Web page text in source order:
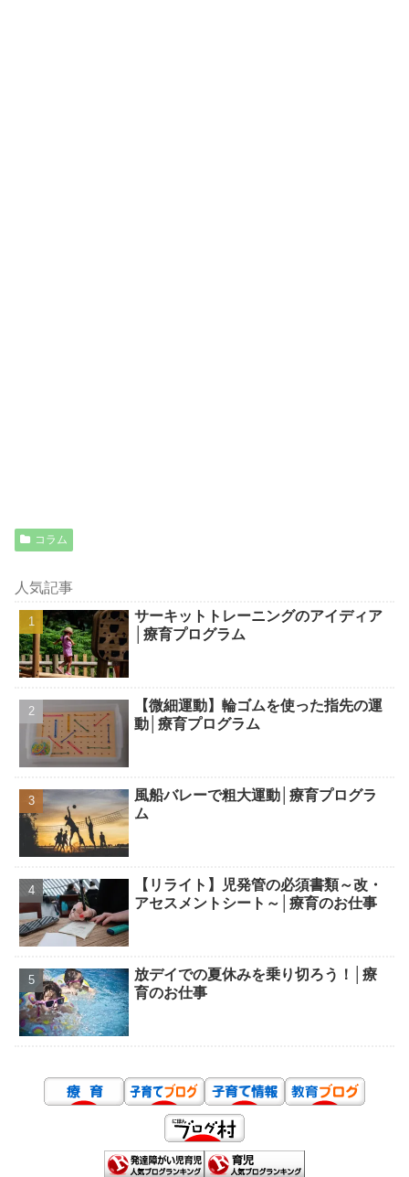
コラム
人気記事
サーキットトレーニングのアイディア
│療育プログラム
【微細運動】輪ゴムを使った指先の運
動│療育プログラム
風船バレーで粗大運動│療育プログラ
ム
【リライト】児発管の必須書類～改・
アセスメントシート～│療育のお仕事
放デイでの夏休みを乗り切ろう！│療
育のお仕事